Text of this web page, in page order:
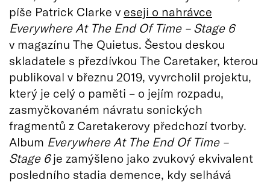
píše Patrick Clarke v eseji o nahrávce
Everywhere At The End Of Time – Stage 6
v magazínu The Quietus. Šestou deskou
skladatele s přezdívkou The Caretaker, kterou
publikoval v březnu 2019, vyvrcholil projektu,
který je celý o paměti – o jejím rozpadu,
zasmyčkovaném návratu sonických
fragmentů z Caretakerovy předchozí tvorby.
Album Everywhere At The End Of Time –
Stage 6je zamýšleno jako zvukový ekvivalent
posledního stadia demence, kdy selhává